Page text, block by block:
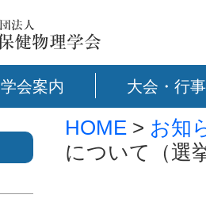
学会案内 大会・行事
HOME > お知
について（選